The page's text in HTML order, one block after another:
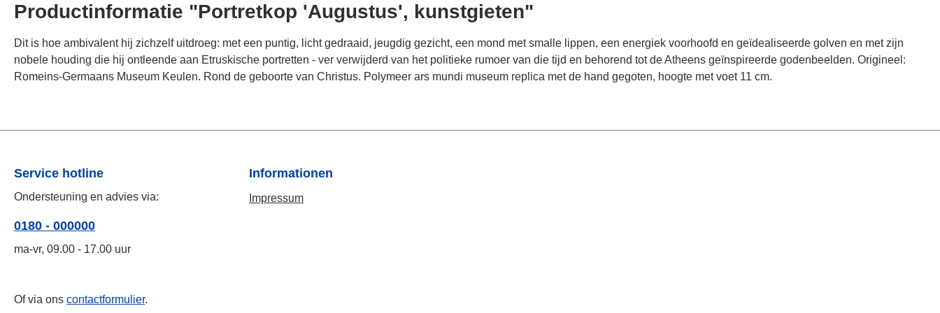
Productinformatie "Portretkop 'Augustus', kunstgieten"
Dit is hoe ambivalent hij zichzelf uitdroeg: met een puntig, licht gedraaid, jeugdig gezicht, een mond met smalle lippen, een energiek voorhoofd en geïdealiseerde golven en met zijn
nobele houding die hij ontleende aan Etruskische portretten - ver verwijderd van het politieke rumoer van die tijd en behorend tot de Atheens geïnspireerde godenbeelden. Origineel:
Romeins-Germaans Museum Keulen. Rond de geboorte van Christus. Polymeer ars mundi museum replica met de hand gegoten, hoogte met voet 11 cm.
Service hotline
Ondersteuning en advies via:
0180 - 000000
ma-vr, 09.00 - 17.00 uur
Of via ons contactformulier.
Informationen
Impressum